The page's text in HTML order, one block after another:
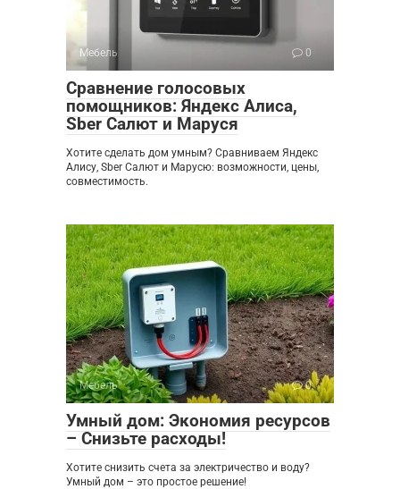
Мебель 0
Сравнение голосовых
помощников: Яндекс Алиса,
Sber Салют и Маруся
Хотите сделать дом умным? Сравниваем Яндекс
Алису, Sber Салют и Марусю: возможности, цены,
совместимость.
Мебель 0
Умный дом: Экономия ресурсов
– Снизьте расходы!
Хотите снизить счета за электричество и воду?
Умный дом – это простое решение!